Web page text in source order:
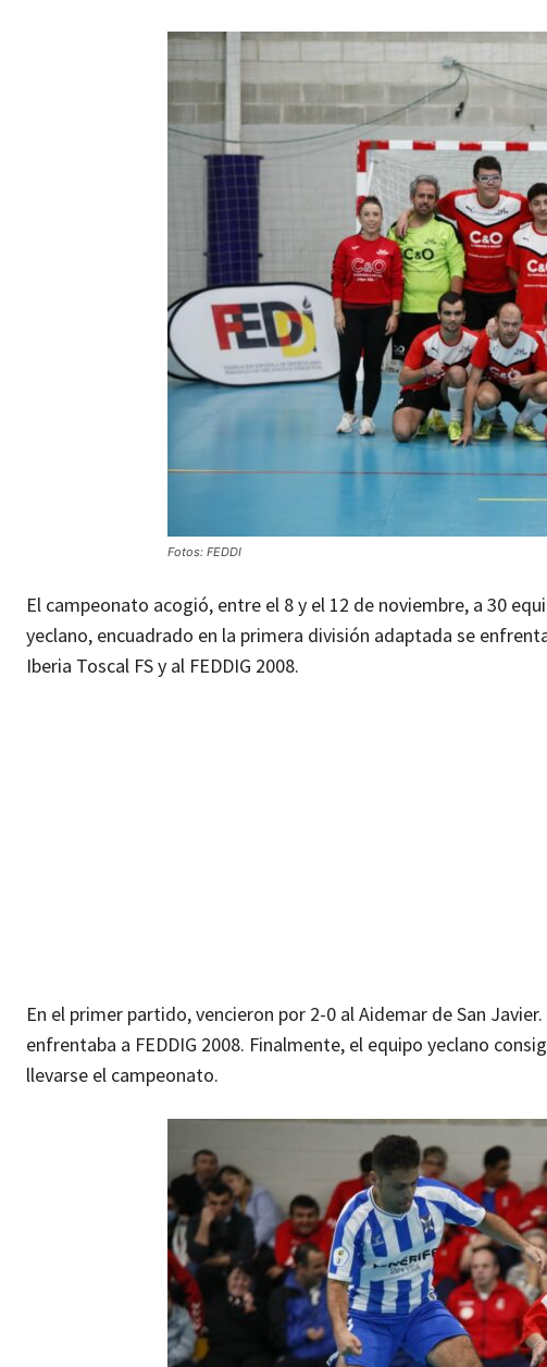
Fotos: FEDDI
El campeonato acogió, entre el 8 y el 12 de noviembre, a 30
yeclano, encuadrado en la primera división adaptada se
Iberia Toscal FS y al FEDDIG 2008.
En el primer partido, vencieron por 2-0 al Aidemar de San
enfrentaba a FEDDIG 2008. Finalmente, el equipo yeclano
llevarse el campeonato.